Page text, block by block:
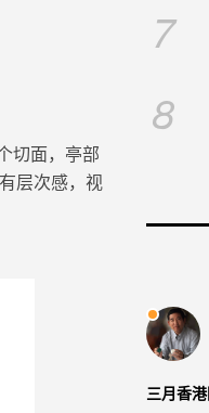
切面，亭部
层次感，视
7
8
三月香